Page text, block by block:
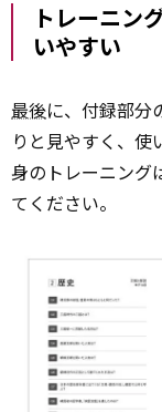
トレーニン
いやすい
最後に、付録部分
りと見やすく、使
身のトレーニング
てください。